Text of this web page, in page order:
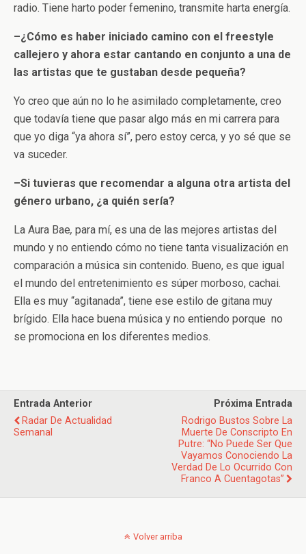
radio. Tiene harto poder femenino, transmite harta energía.
–¿Cómo es haber iniciado camino con el freestyle
callejero y ahora estar cantando en conjunto a una de
las artistas que te gustaban desde pequeña?
Yo creo que aún no lo he asimilado completamente, creo
que todavía tiene que pasar algo más en mi carrera para
que yo diga “ya ahora sí”, pero estoy cerca, y yo sé que se
va suceder.
–Si tuvieras que recomendar a alguna otra artista del
género urbano, ¿a quién sería?
La Aura Bae, para mí, es una de las mejores artistas del
mundo y no entiendo cómo no tiene tanta visualización en
comparación a música sin contenido. Bueno, es que igual
el mundo del entretenimiento es súper morboso, cachai.
Ella es muy “agitanada”, tiene ese estilo de gitana muy
brígido. Ella hace buena música y no entiendo porque no
se promociona en los diferentes medios.
Entrada Anterior
Radar De Actualidad
Semanal
Próxima Entrada
Rodrigo Bustos Sobre La
Muerte De Conscripto En
Putre: “No Puede Ser Que
Vayamos Conociendo La
Verdad De Lo Ocurrido Con
Franco A Cuentagotas”
Volver arriba